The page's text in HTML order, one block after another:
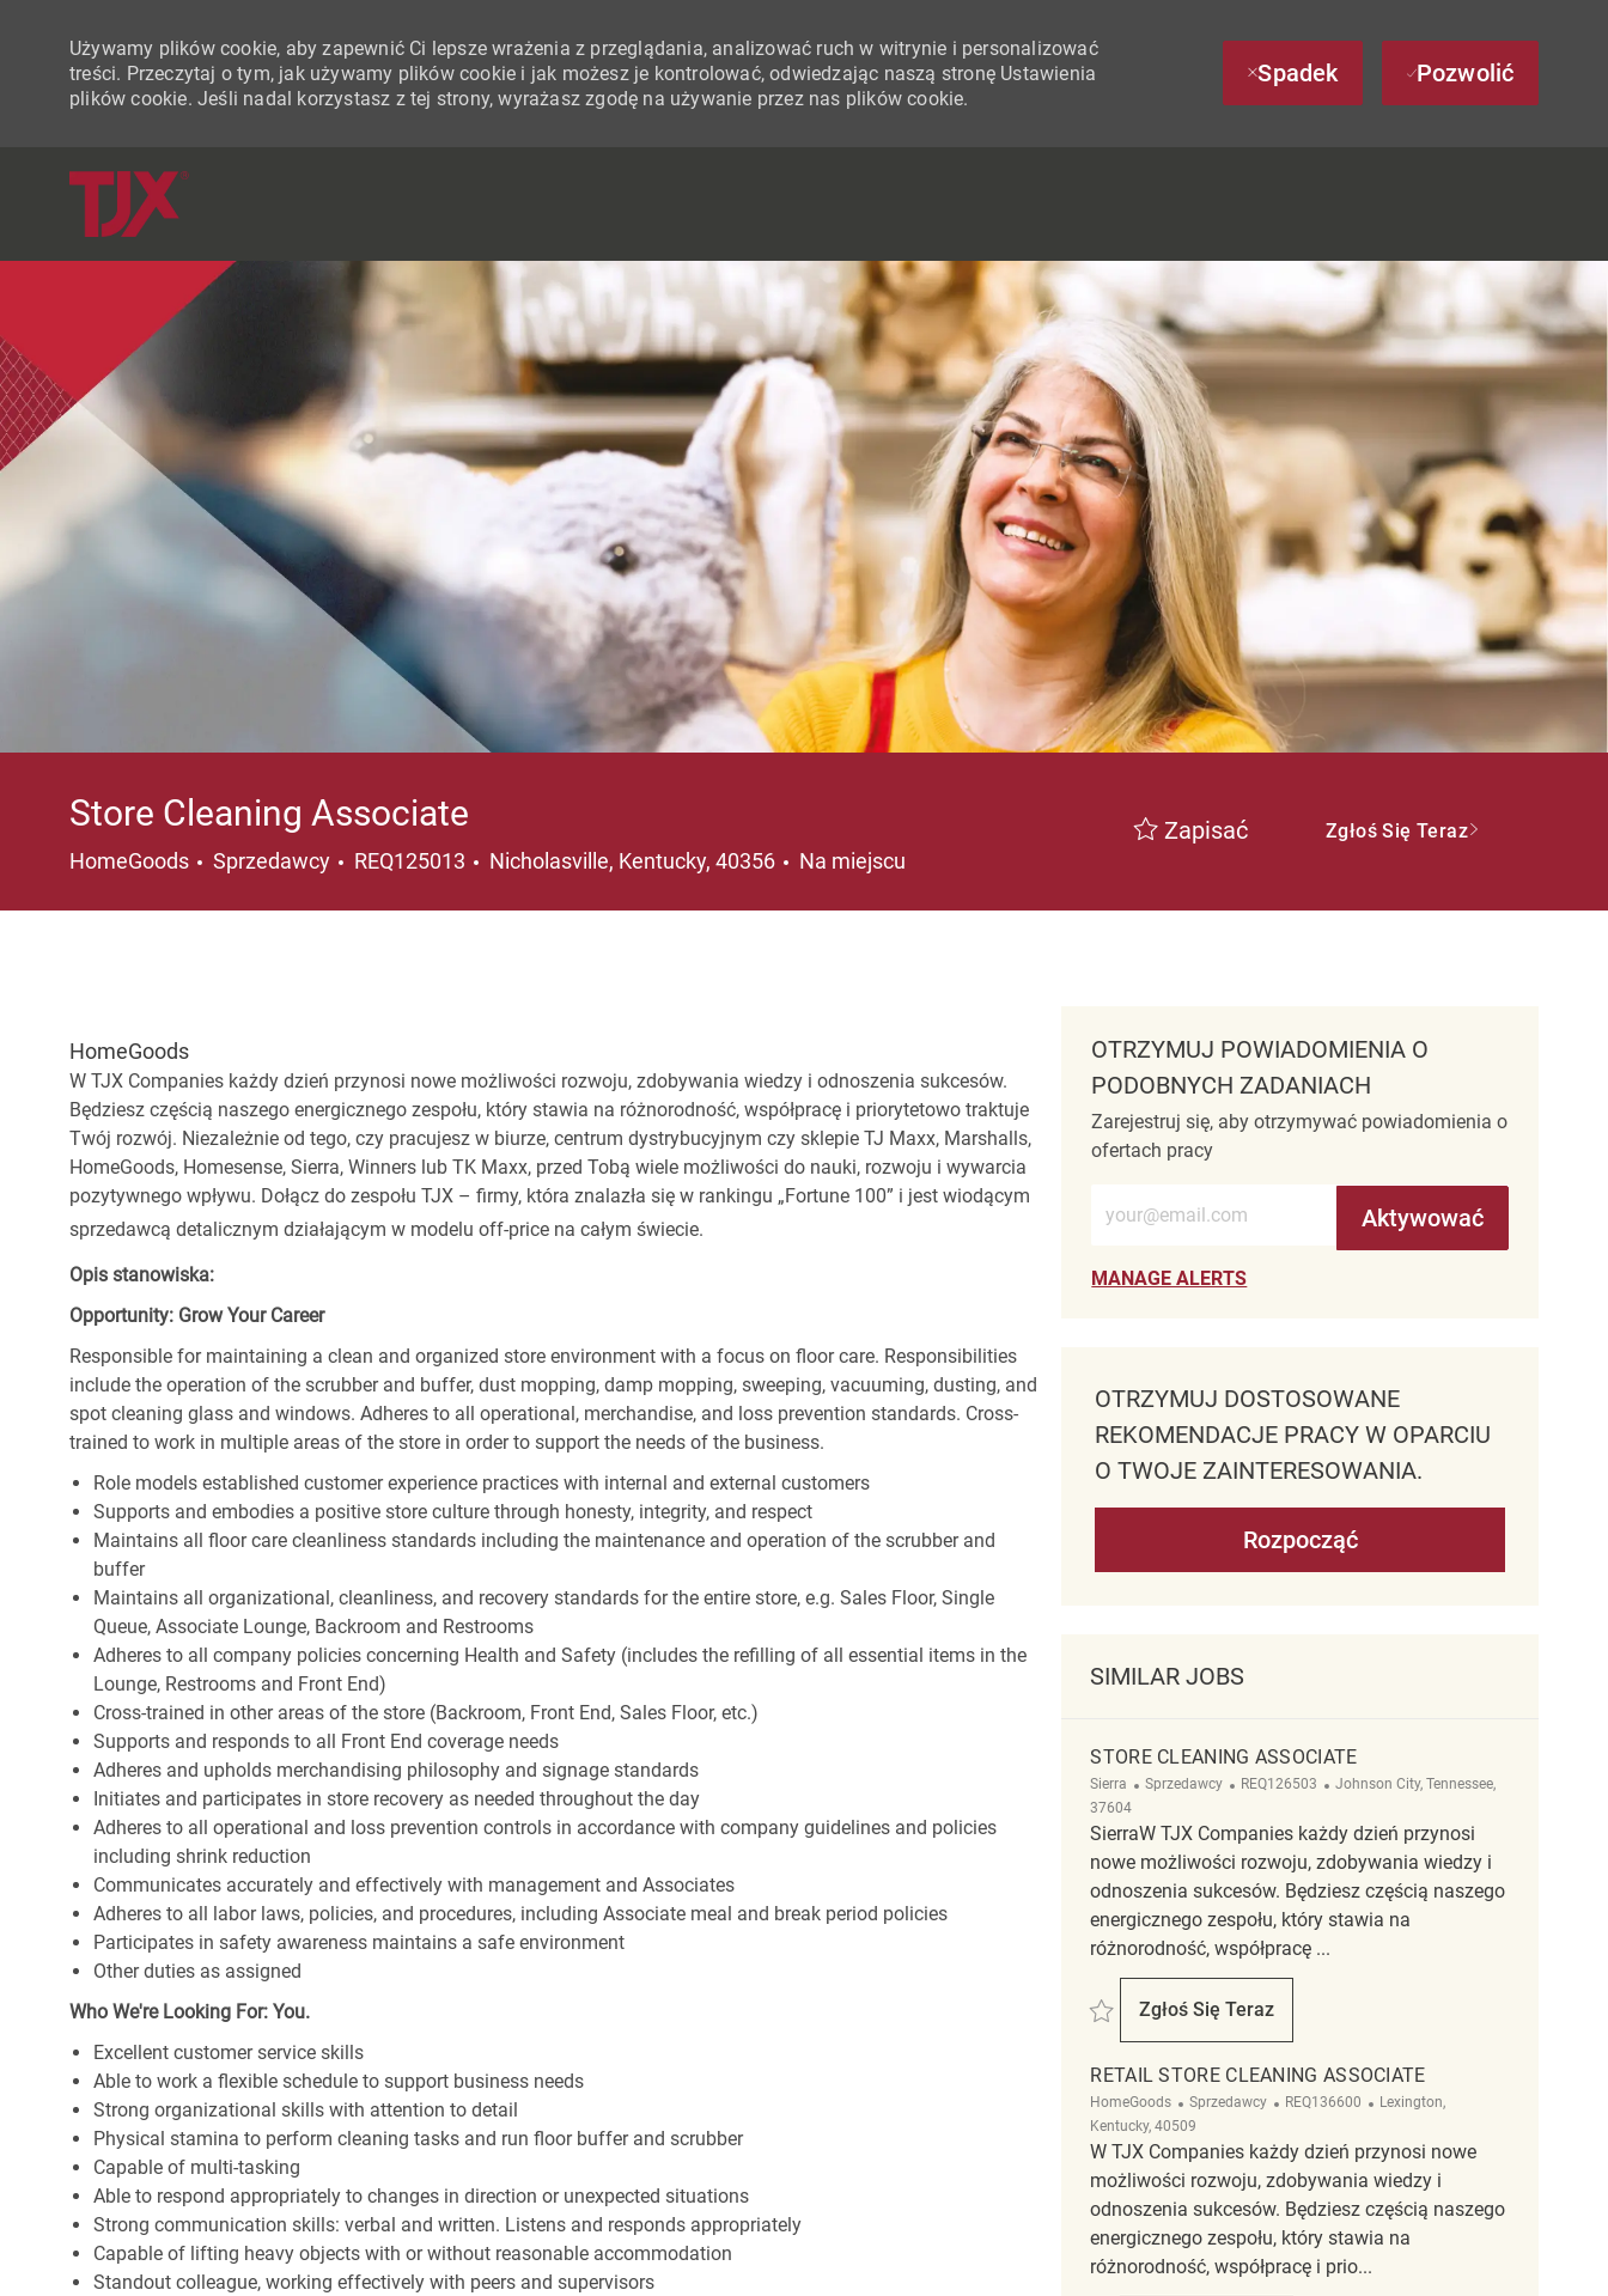
Używamy plików cookie, aby zapewnić Ci lepsze wrażenia z przeglądania, analizować ruch w witrynie i personalizować
treści. Przeczytaj o tym, jak używamy plików cookie i jak możesz je kontrolować, odwiedzając naszą stronę Ustawienia
plików cookie. Jeśli nadal korzystasz z tej strony, wyrażasz zgodę na używanie przez nas plików cookie.
Spadek Pozwolić
Store Cleaning Associate
HomeGoods Kategoria
Sprzedawcy REQ125013 Lokalizacja
Nicholasville, Kentucky, 40356 Na miejscu
Zapisać Zgłoś Się Teraz
HomeGoods
W TJX Companies każdy dzień przynosi nowe możliwości rozwoju, zdobywania wiedzy i odnoszenia sukcesów.
Będziesz częścią naszego energicznego zespołu, który stawia na różnorodność, współpracę i priorytetowo traktuje
Twój rozwój. Niezależnie od tego, czy pracujesz w biurze, centrum dystrybucyjnym czy sklepie TJ Maxx, Marshalls,
HomeGoods, Homesense, Sierra, Winners lub TK Maxx, przed Tobą wiele możliwości do nauki, rozwoju i wywarcia
pozytywnego wpływu. Dołącz do zespołu TJX – firmy, która znalazła się w rankingu „Fortune 100” i jest wiodącym
sprzedawcą detalicznym działającym w modelu off-price na całym świecie.
Opis stanowiska:
Opportunity: Grow Your Career
Responsible for maintaining a clean and organized store environment with a focus on floor care. Responsibilities
include the operation of the scrubber and buffer, dust mopping, damp mopping, sweeping, vacuuming, dusting, and
spot cleaning glass and windows. Adheres to all operational, merchandise, and loss prevention standards. Cross-
trained to work in multiple areas of the store in order to support the needs of the business.
Role models established customer experience practices with internal and external customers
Supports and embodies a positive store culture through honesty, integrity, and respect
Maintains all floor care cleanliness standards including the maintenance and operation of the scrubber and
buffer
Maintains all organizational, cleanliness, and recovery standards for the entire store, e.g. Sales Floor, Single
Queue, Associate Lounge, Backroom and Restrooms
Adheres to all company policies concerning Health and Safety (includes the refilling of all essential items in the
Lounge, Restrooms and Front End)
Cross-trained in other areas of the store (Backroom, Front End, Sales Floor, etc.)
Supports and responds to all Front End coverage needs
Adheres and upholds merchandising philosophy and signage standards
Initiates and participates in store recovery as needed throughout the day
Adheres to all operational and loss prevention controls in accordance with company guidelines and policies
including shrink reduction
Communicates accurately and effectively with management and Associates
Adheres to all labor laws, policies, and procedures, including Associate meal and break period policies
Participates in safety awareness maintains a safe environment
Other duties as assigned
Who We're Looking For: You.
Excellent customer service skills
Able to work a flexible schedule to support business needs
Strong organizational skills with attention to detail
Physical stamina to perform cleaning tasks and run floor buffer and scrubber
Capable of multi-tasking
Able to respond appropriately to changes in direction or unexpected situations
Strong communication skills: verbal and written. Listens and responds appropriately
Capable of lifting heavy objects with or without reasonable accommodation
Standout colleague, working effectively with peers and supervisors
OTRZYMUJ POWIADOMIENIA O
PODOBNYCH ZADANIACH
Zarejestruj się, aby otrzymywać powiadomienia o
ofertach pracy
Wprowadź adres e-mail (wymagane)
Aktywować
MANAGE ALERTS
OTRZYMUJ DOSTOSOWANE
REKOMENDACJE PRACY W OPARCIU
O TWOJE ZAINTERESOWANIA.
Rozpocząć
SIMILAR JOBS
STORE CLEANING ASSOCIATE
Sierra Kategoria
Sprzedawcy ReqId
REQ126503 Lokalizacja
Johnson City, Tennessee,
37604
SierraW TJX Companies każdy dzień przynosi
nowe możliwości rozwoju, zdobywania wiedzy i
odnoszenia sukcesów. Będziesz częścią naszego
energicznego zespołu, który stawia na
różnorodność, współpracę ...
Zapisać Store Cleaning Associate REQ126503
Zgłoś Się Teraz
Store Cleaning Associate
RETAIL STORE CLEANING ASSOCIATE
HomeGoods Kategoria
Sprzedawcy ReqId
REQ136600 Lokalizacja
Lexington,
Kentucky, 40509
W TJX Companies każdy dzień przynosi nowe
możliwości rozwoju, zdobywania wiedzy i
odnoszenia sukcesów. Będziesz częścią naszego
energicznego zespołu, który stawia na
różnorodność, współpracę i prio...